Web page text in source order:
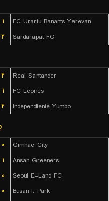
۱
FC Urartu Banants Yerevan
۲ Sardarapat FC
۲
Real Santander
۱
FC Leones
۲ Independiente Yumbo
۰
Gimhae City
۱
Ansan Greeners
۰
Seoul E-Land FC
۰
Busan I. Park